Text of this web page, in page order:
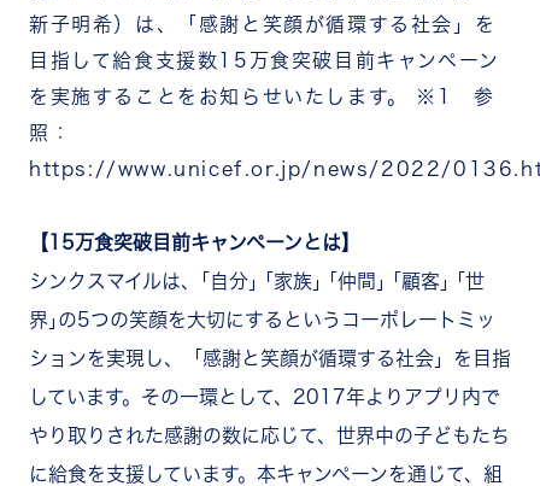
新子明希）は、「感謝と笑顔が循環する社会」を
目指して給食支援数15万食突破目前キャンペーン
を実施することをお知らせいたします。 ※1 参
照：
https://www.unicef.or.jp/news/2022/
【15万食突破目前キャンペーンとは】
シンクスマイルは、｢自分｣ ｢家族｣ ｢仲間｣ ｢顧客｣ ｢世
界｣の5つの笑顔を大切にするというコーポレートミッ
ションを実現し、「感謝と笑顔が循環する社会」を目指
しています。その一環として、2017年よりアプリ内で
やり取りされた感謝の数に応じて、世界中の子どもたち
に給食を支援しています。本キャンペーンを通じて、組